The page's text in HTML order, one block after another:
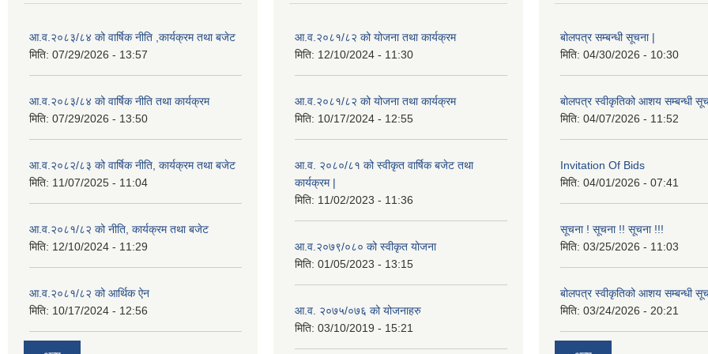
आ.व.२०८३/८४ को वार्षिक नीति ,कार्यक्रम तथा बजेट
मिति: 07/29/2026 - 13:57
आ.व.२०८३/८४ को वार्षिक नीति तथा कार्यक्रम
मिति: 07/29/2026 - 13:50
आ.व.२०८२/८३ को वार्षिक नीति, कार्यक्रम तथा बजेट
मिति: 11/07/2025 - 11:04
आ.व.२०८१/८२ को नीति, कार्यक्रम तथा बजेट
मिति: 12/10/2024 - 11:29
आ.व.२०८१/८२ को आर्थिक ऐन
मिति: 10/17/2024 - 12:56
आ.व.२०८१/८२ को योजना तथा कार्यक्रम
मिति: 12/10/2024 - 11:30
आ.व.२०८१/८२ को योजना तथा कार्यक्रम
मिति: 10/17/2024 - 12:55
आ.व. २०८०/८१ को स्वीकृत वार्षिक बजेट तथा
कार्यक्रम |
मिति: 11/02/2023 - 11:36
आ.व.२०७९/०८० को स्वीकृत योजना
मिति: 01/05/2023 - 13:15
आ.व. २०७५/०७६ को योजनाहरु
मिति: 03/10/2019 - 15:21
बोलपत्र सम्बन्धी सूचना |
मिति: 04/30/2026 - 10:30
बोलपत्र स्वीकृतिको आशय सम्बन्धी
मिति: 04/07/2026 - 11:52
Invitation Of Bids
मिति: 04/01/2026 - 07:41
सूचना ! सूचना !! सूचना !!!
मिति: 03/25/2026 - 11:03
बोलपत्र स्वीकृतिको आशय सम्बन्धी
मिति: 03/24/2026 - 20:21